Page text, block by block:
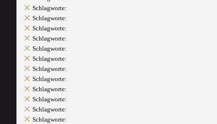
Schlagworte:
Schlagworte:
Schlagworte:
Schlagworte:
Schlagworte:
Schlagworte:
Schlagworte:
Schlagworte:
Schlagworte:
Schlagworte:
Schlagworte:
Schlagworte: